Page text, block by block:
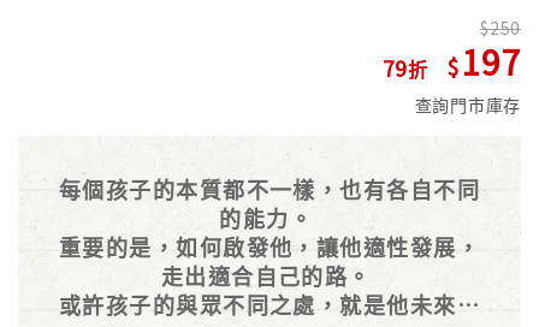
79
250
197
查詢門市庫存
每個孩子的本質都不一樣，也有各自不同
的能力。
重要的是，如何啟發他，讓他適性發展，
走出適合自己的路。
或許孩子的與眾不同之處，就是他未來成